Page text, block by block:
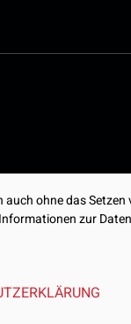
ohne das Setzen
zur